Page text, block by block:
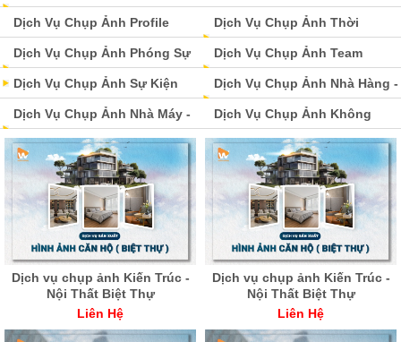
Hà Nội
Resort Chuyên Nghiệp
Dịch Vụ Chụp Ảnh Profile
Doanh Nghiệp & Công Ty Tại
Hà Nội
Dịch Vụ Chụp Ảnh Thời
Trang/Lookbook
Dịch Vụ Chụp Ảnh Phóng Sự
Cưới
Dịch Vụ Chụp Ảnh Team
Building
Dịch Vụ Chụp Ảnh Sự Kiện Dịch Vụ Chụp Ảnh Nhà Hàng -
Cafe
Dịch Vụ Chụp Ảnh Nhà Máy -
Khu Công Nghiệp
Dịch Vụ Chụp Ảnh Không
Gian Showroom Văn Phòng -
Trường Học
Dịch vụ chụp ảnh Kiến Trúc -
Nội Thất Biệt Thự
Liên Hệ
Dịch vụ chụp ảnh Kiến Trúc -
Nội Thất Biệt Thự
Liên Hệ